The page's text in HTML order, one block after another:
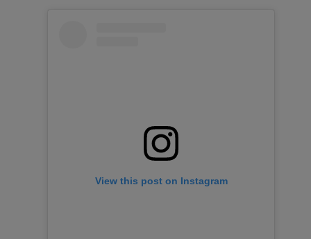
View this post on Instagram